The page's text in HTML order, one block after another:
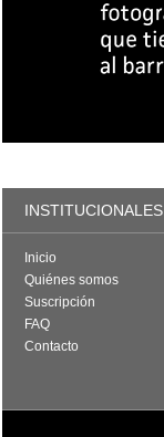
INSTITUCIONALES
Inicio
Quiénes somos
Suscripción
FAQ
Contacto